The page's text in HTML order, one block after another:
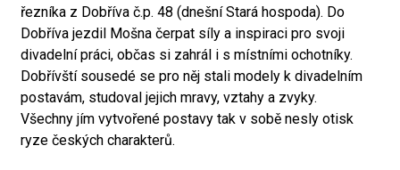
řezníka z Dobříva č.p. 48 (dnešní Stará hospoda). Do
Dobříva jezdil Mošna čerpat síly a inspiraci pro svoji
divadelní práci, občas si zahrál i s místními ochotníky.
Dobřívští sousedé se pro něj stali modely k divadelním
postavám, studoval jejich mravy, vztahy a zvyky.
Všechny jím vytvořené postavy tak v sobě nesly otisk
ryze českých charakterů.